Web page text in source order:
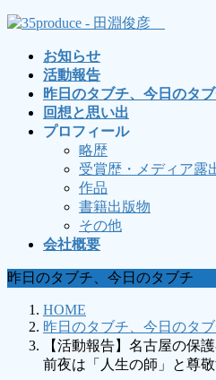
コ
ナ
お知らせ
活動報告
昨日のタブチ、今日のタ
回想と思い出
プロフィール
略歴
受賞歴・メディア露
作品
書籍出版物
その他
会社概要
昨日のタブチ、今日のタブチ
HOME
昨日のタブチ、今日のタ
【活動報告】名古屋の保
前夜は「人生の師」と尊